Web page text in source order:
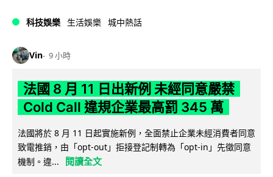
科技娛樂 生活娛樂 城中熱話
Vin 9 小時
法國 8 月 11 日出新例 未經同意嚴禁
Cold Call 違規企業最高罰 345 萬
法國將於 8 月 11 日起實施新例，全面禁止企業未經消費者同意
致電推銷，由「opt-out」拒接登記制轉為「opt-in」先徵同意
機制。違...
閱讀全文